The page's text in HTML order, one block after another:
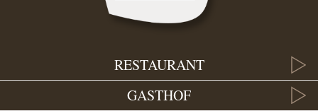
RESTAURANT
GASTHOF